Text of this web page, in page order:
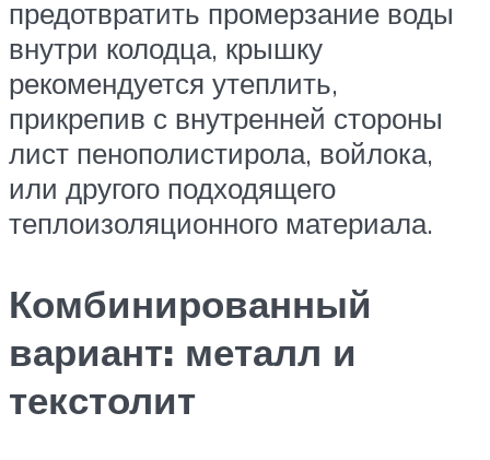
предотвратить промерзание воды
внутри колодца, крышку
рекомендуется утеплить,
прикрепив с внутренней стороны
лист пенополистирола, войлока,
или другого подходящего
теплоизоляционного материала.
Комбинированный
вариант: металл и
текстолит